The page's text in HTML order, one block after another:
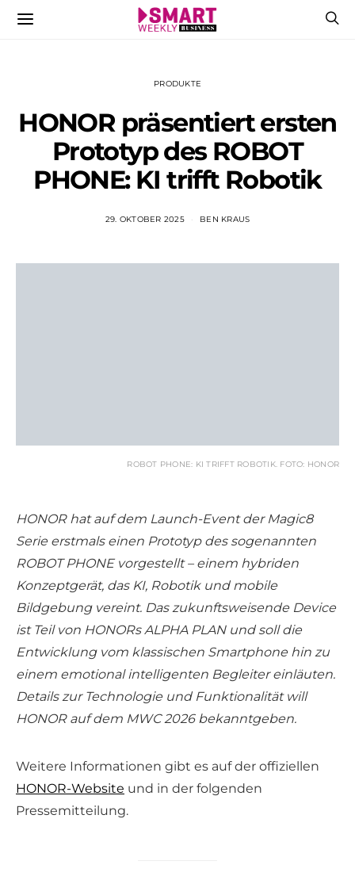
PRODUKTE
HONOR präsentiert ersten
Prototyp des ROBOT
PHONE: KI trifft Robotik
29. OKTOBER 2025 BEN KRAUS
ROBOT PHONE: KI TRIFFT ROBOTIK. FOTO: HONOR
HONOR hat auf dem Launch-Event der Magic8
Serie erstmals einen Prototyp des sogenannten
ROBOT PHONE vorgestellt – einem hybriden
Konzeptgerät, das KI, Robotik und mobile
Bildgebung vereint. Das zukunftsweisende Device
ist Teil von HONORs ALPHA PLAN und soll die
Entwicklung vom klassischen Smartphone hin zu
einem emotional intelligenten Begleiter einläuten.
Details zur Technologie und Funktionalität will
HONOR auf dem MWC 2026 bekanntgeben.
Weitere Informationen gibt es auf der offiziellen
HONOR-Website und in der folgenden
Pressemitteilung.